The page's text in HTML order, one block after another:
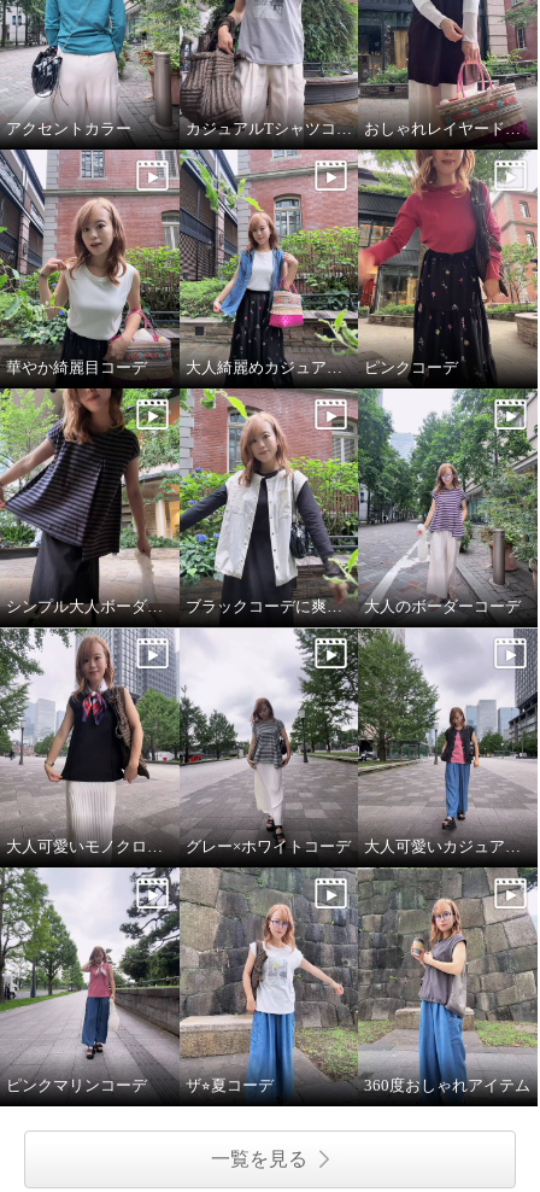
アクセントカラー カジュアルTシャツコーデ おしゃれレイヤードコーデ
華やか綺麗目コーデ 大人綺麗めカジュアルコーデ ピンクコーデ
シンプル大人ボーダーコーデ ブラックコーデに爽やかホワイトをプラス 大人のボーダーコーデ
大人可愛いモノクロコーデ グレー×ホワイトコーデ 大人可愛いカジュアルコーデ
ピンクマリンコーデ ザ⭐︎夏コーデ 360度おしゃれアイテム
一覧を見る